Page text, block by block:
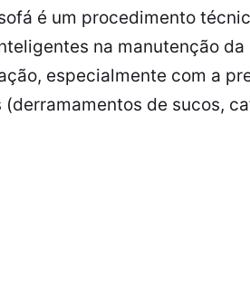
é um procedimento
na manutenção
especialmente com a
de sucos,